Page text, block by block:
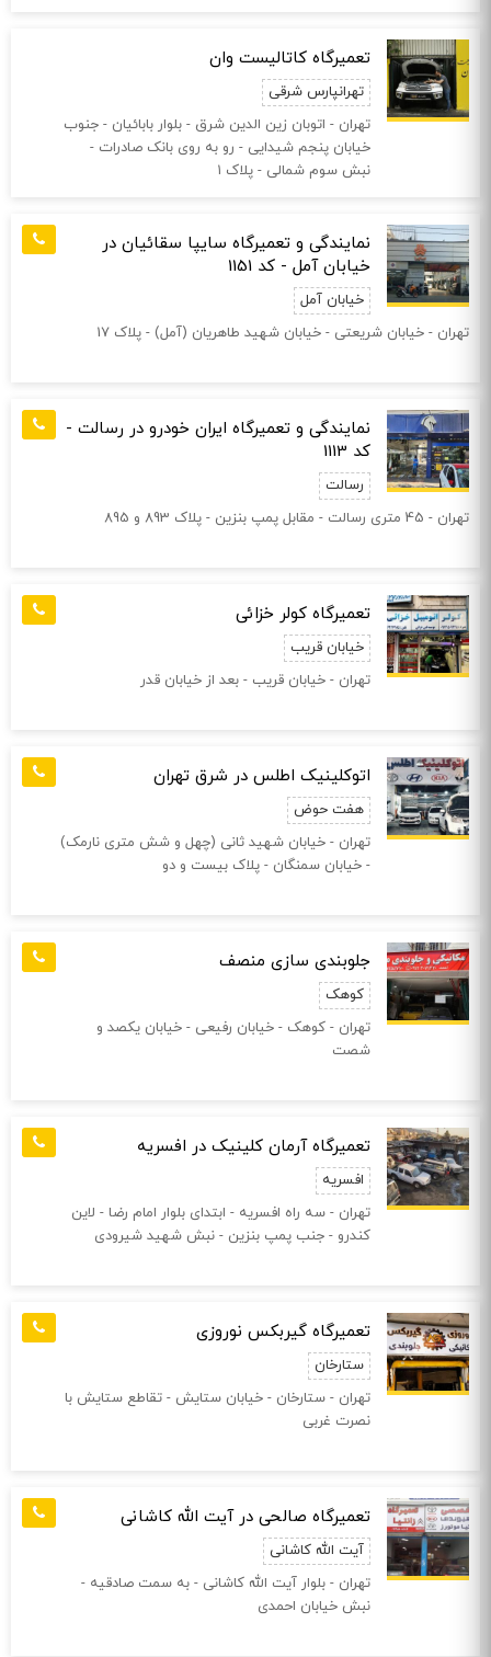
تعمیرگاه کاتالیست وان
تهرانپارس شرقی
تهران - اتوبان زین الدین شرق - بلوار بابائیان - جنوب
خیابان پنجم شیدایی - رو به روی بانک صادرات -
نبش سوم شمالی - پلاک ۱
نمایندگی و تعمیرگاه سایپا سقائيان در
خیابان آمل - کد 1151
خیابان آمل
تهران - خيابان شريعتی - خيابان شهيد طاهريان (آمل) - پلاک 17
نمایندگی و تعمیرگاه ایران خودرو در رسالت -
کد 1113
رسالت
تهران - 45 متری رسالت - مقابل پمپ بنزين - پلاک 893 و 895
تعمیرگاه کولر خزائی
خیابان قریب
تهران - خیابان قریب - بعد از خیابان قدر
اتوکلینیک اطلس در شرق تهران
هفت حوض
تهران - خیابان شهید ثانی (چهل و شش متری نارمک)
- خیابان سمنگان - پلاک بیست و دو
جلوبندی سازی منصف
کوهک
تهران - کوهک - خیابان رفیعی - خیابان یکصد و
شصت
تعمیرگاه آرمان کلینیک در افسریه
افسریه
تهران - سه راه افسریه - ابتدای بلوار امام رضا - لاین
کندرو - جنب پمپ بنزین - نبش شهید شیرودی
تعمیرگاه گیربکس نوروزی
ستارخان
تهران - ستارخان - خیابان ستایش - تقاطع ستایش با
نصرت غربی
تعمیرگاه صالحی در آیت الله کاشانی
آیت الله کاشانی
تهران - بلوار آیت الله کاشانی - به سمت صادقیه -
نبش خیابان احمدی